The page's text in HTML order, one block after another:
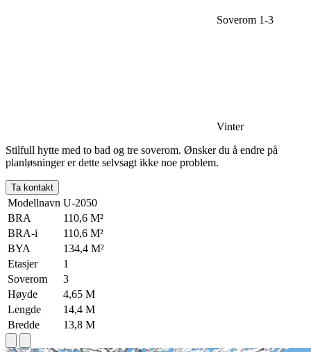
Soverom 1-3
Vinter
Stilfull hytte med to bad og tre soverom. Ønsker du å endre på
planløsninger er dette selvsagt ikke noe problem.
Ta kontakt
Modellnavn U-2050
BRA
110,6 M²
BRA-i
110,6 M²
BYA
134,4 M²
Etasjer
1
Soverom
3
Høyde
4,65 M
Lengde
14,4 M
Bredde
13,8 M